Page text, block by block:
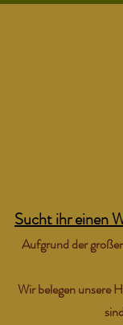
Sucht ihr einen
Aufgrund der
Wir belegen unsere